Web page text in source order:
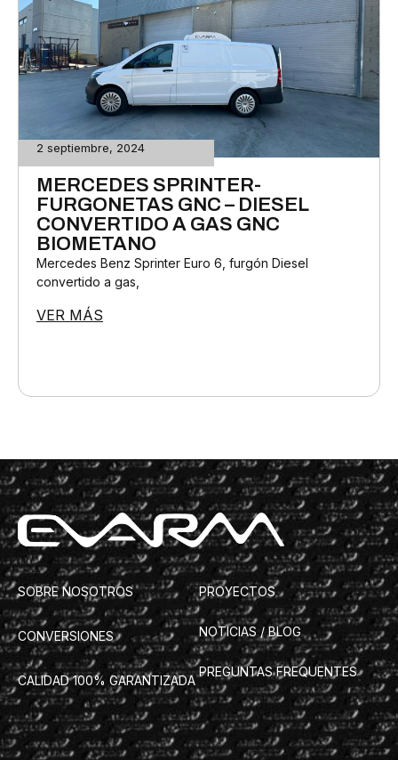
2 septiembre, 2024
MERCEDES SPRINTER-
FURGONETAS GNC – DIESEL
CONVERTIDO A GAS GNC
BIOMETANO
Mercedes Benz Sprinter Euro 6, furgón Diesel
convertido a gas,
VER MÁS
SOBRE NOSOTROS
CONVERSIONES
CALIDAD 100% GARANTIZADA
PROYECTOS
NOTICIAS / BLOG
PREGUNTAS FREQUENTES